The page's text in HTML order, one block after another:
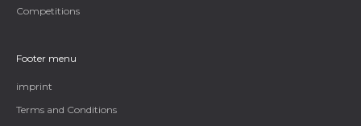
Competitions
Footer menu
imprint
Terms and Conditions